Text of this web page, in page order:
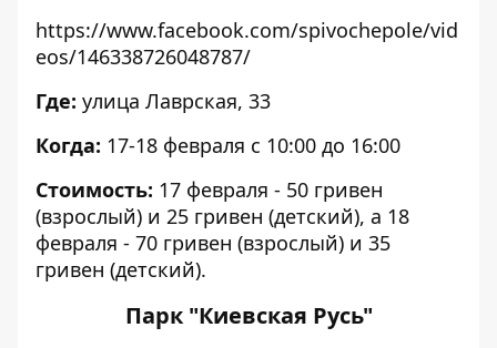
https://www.facebook.com/spivochepole/vid
eos/146338726048787/
Где: улица Лаврская, 33
Когда: 17-18 февраля с 10:00 до 16:00
Стоимость: 17 февраля - 50 гривен
(взрослый) и 25 гривен (детский), а 18
февраля - 70 гривен (взрослый) и 35
гривен (детский).
Парк "Киевская Русь"